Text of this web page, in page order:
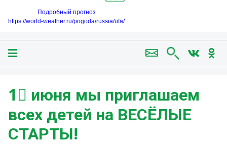
Подробный прогноз
https://world-weather.ru/pogoda/russia/ufa/
1⃣ июня мы приглашаем
всех детей на ВЕСЁЛЫЕ
СТАРТЫ!